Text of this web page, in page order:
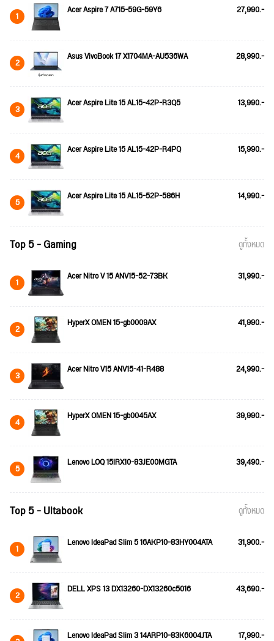
1 Acer Aspire 7 A715-59G-59Y6 27,990.-
2 Asus VivoBook 17 X1704MA-AU536WA 28,990.-
3 Acer Aspire Lite 15 AL15-42P-R3Q5 13,990.-
4 Acer Aspire Lite 15 AL15-42P-R4PQ 15,990.-
5 Acer Aspire Lite 15 AL15-52P-586H 14,990.-
Top 5 - Gaming ดูทั้งหมด
1 Acer Nitro V 15 ANV15-52-73BK 31,990.-
2 HyperX OMEN 15-gb0009AX 41,990.-
3 Acer Nitro V15 ANV15-41-R488 24,990.-
4 HyperX OMEN 15-gb0045AX 39,990.-
5 Lenovo LOQ 15IRX10-83JE00MGTA 39,490.-
Top 5 - Ultabook ดูทั้งหมด
1 Lenovo IdeaPad Slim 5 16AKP10-83HY004ATA 31,900.-
2 DELL XPS 13 DX13260-DX13260c5016 43,690.-
Lenovo IdeaPad Slim 3 14ARP10-83K6004JTA 17,990.-